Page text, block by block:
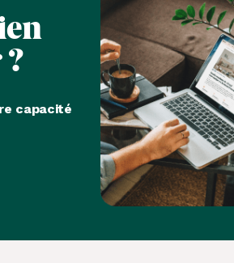
capacité